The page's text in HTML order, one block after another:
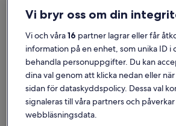
Sök
Sant Josep de sa Talaia
Semesterboenden nära Ibiza Club de Campo
Vi bryr oss om din
Vi och våra16 partner lagrar eller får
information på en enhet, som unika ID i
behandla personuppgifter. Du kan
dina val genom att klicka nedan eller
sidan för dataskyddspolicy. Dessa val
signaleras till våra partners och
webbläsningsdata.